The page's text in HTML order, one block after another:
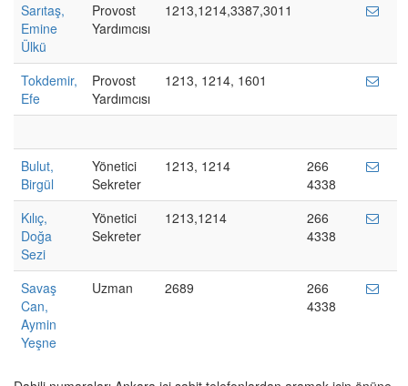
Sarıtaş,
Emine
Ülkü
Provost
Yardımcısı
1213,1214,3387,3011
Tokdemir,
Efe
Provost
Yardımcısı
1213, 1214, 1601
Bulut,
Birgül
Yönetici
Sekreter
1213, 1214
266
4338
Kılıç,
Doğa
Sezi
Yönetici
Sekreter
1213,1214
266
4338
Savaş
Can,
Aymin
Yeşne
Uzman 2689
266
4338